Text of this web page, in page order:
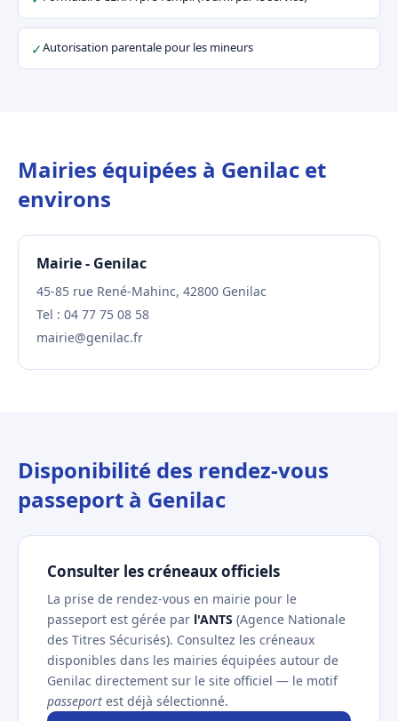
✓Autorisation parentale pour les mineurs
Mairies équipées à Genilac et
environs
Mairie - Genilac
45-85 rue René-Mahinc, 42800 Genilac
Tel : 04 77 75 08 58
mairie@genilac.fr
Disponibilité des rendez-vous
passeport à Genilac
Consulter les créneaux officiels
La prise de rendez-vous en mairie pour le
passeport est gérée par l'ANTS (Agence Nationale
des Titres Sécurisés). Consultez les créneaux
disponibles dans les mairies équipées autour de
Genilac directement sur le site officiel — le motif
passeport est déjà sélectionné.